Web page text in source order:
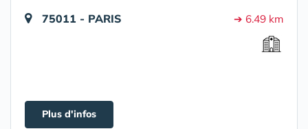
75011 - PARIS ➔ 6.49 km
Plus d'infos